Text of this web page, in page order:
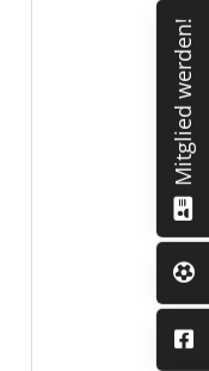
Mitglied werden!